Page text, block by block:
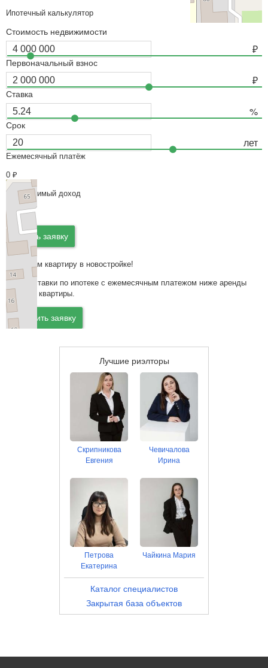
OpenStreetMap contributors,
Ипотечный калькулятор
Стоимость недвижимости
Первоначальный взнос
Ставка
Срок
Ежемесячный платёж
0 ₽
Необходимый доход
0 ₽
Подать заявку
Подберем квартиру в новостройке!
Низкие ставки по ипотеке с ежемесячным платежом ниже аренды
похожей квартиры.
Оставить заявку
Лучшие риэлторы
Скрипникова
Евгения
Чевичалова
Ирина
Петрова
Екатерина
Чайкина Мария
Каталог специалистов
Закрытая база объектов